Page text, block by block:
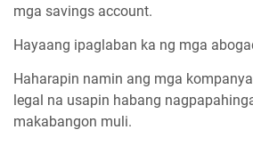
mga savings account.
Hayaang ipaglaban ka ng mga
Haharapin namin ang mga
legal na usapin habang
makabangon muli.